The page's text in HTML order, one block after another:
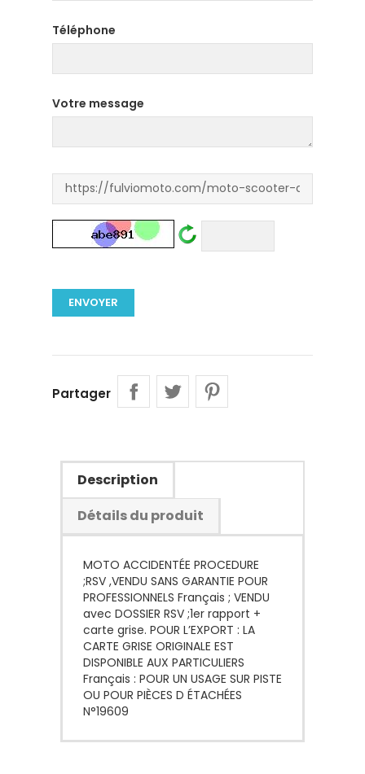
Téléphone
Votre message
Partager
Description
Détails du produit
MOTO ACCIDENTÉE PROCEDURE
;RSV ,VENDU SANS GARANTIE POUR
PROFESSIONNELS Français ; VENDU
avec DOSSIER RSV ;1er rapport +
carte grise. POUR L’EXPORT : LA
CARTE GRISE ORIGINALE EST
DISPONIBLE AUX PARTICULIERS
Français : POUR UN USAGE SUR PISTE
OU POUR PIÈCES D ÉTACHÉES
N°19609